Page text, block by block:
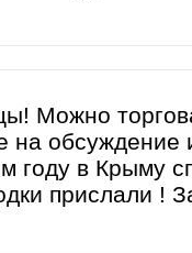
Можно
на обсуждение
году в Крыму
прислали !